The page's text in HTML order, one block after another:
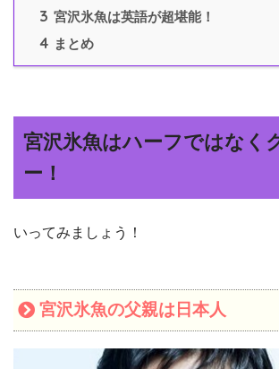
3 宮沢氷魚は英語が超堪能！
4 まとめ
宮沢氷魚はハーフではなく
ー！
いってみましょう！
宮沢氷魚の父親は日本人